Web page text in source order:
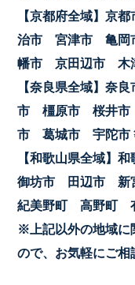
【京都府全域】
治市 宮津市 亀
幡市 京田辺市 木
【奈良県全域】
市 橿原市 桜井
市 葛城市 宇陀市
【和歌山県全域
御坊市 田辺市
紀美野町 高野町
※上記以外の地域に
ので、お気軽にご相